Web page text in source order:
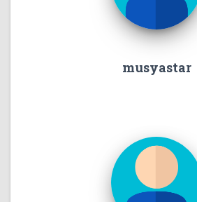
musyastar